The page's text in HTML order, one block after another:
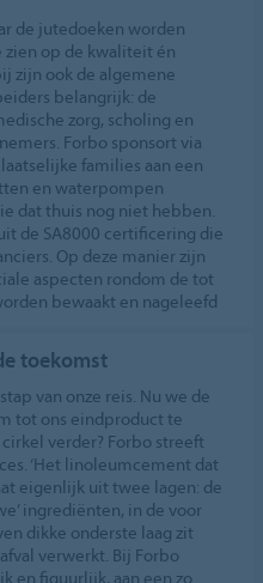
de jutedoeken worden
op de kwaliteit én
zijn ook de algemene
belangrijk: de
zorg, scholing en
Forbo sponsort via
families aan een
en waterpompen
dat thuis nog niet hebben.
de SA8000 certificering die
Op deze manier zijn
aspecten rondom de tot
bewaakt en nageleefd
toekomst
van onze reis. Nu we de
tot ons eindproduct te
verder? Forbo streeft
‘Het linoleumcement dat
eigenlijk uit twee lagen: de
ingrediënten, in de voor
dikke onderste laag zit
verwerkt. Bij Forbo
en figuurlijk, aan een zo